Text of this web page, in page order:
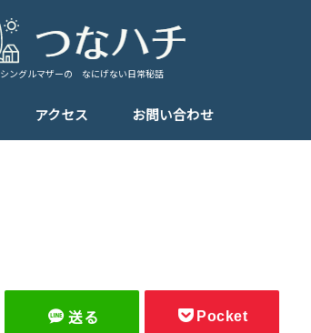
シングルマザーの なにげない日常秘話
アクセス お問い合わせ
送る Pocket